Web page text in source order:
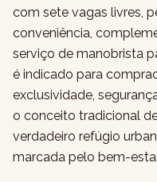
com sete vagas livres,
conveniência,
serviço de manobrista
é indicado para
exclusividade,
o conceito tradicional
verdadeiro refúgio
marcada pelo bem-